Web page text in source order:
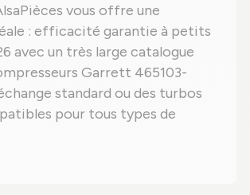
vous offre une
: efficacité garantie à petits
avec un très large catalogue
Garrett 465103-
standard ou des turbos
pour tous types de